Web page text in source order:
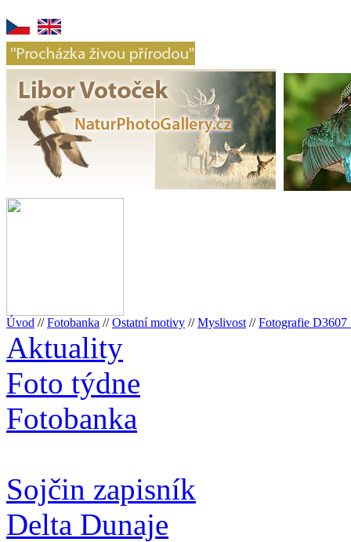
Úvod //Fotobanka //Ostatní motivy //Myslivost //Fotografie
Aktuality
Foto týdne
Fotobanka
Sojčin zapisník
Delta Dunaje